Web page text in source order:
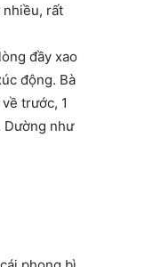
nhiều, rất
đầy xao
động. Bà
trước, 1
Dường như